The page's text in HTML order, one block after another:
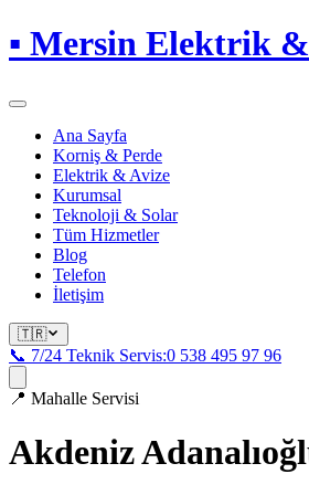
▪ Mersin Elektrik
Ana Sayfa
Korniş & Perde
Elektrik & Avize
Kurumsal
Teknoloji & Solar
Tüm Hizmetler
Blog
Telefon
İletişim
🇹🇷
📞 7/24 Teknik Servis:0 538 495 97 96
📍 Mahalle Servisi
Akdeniz